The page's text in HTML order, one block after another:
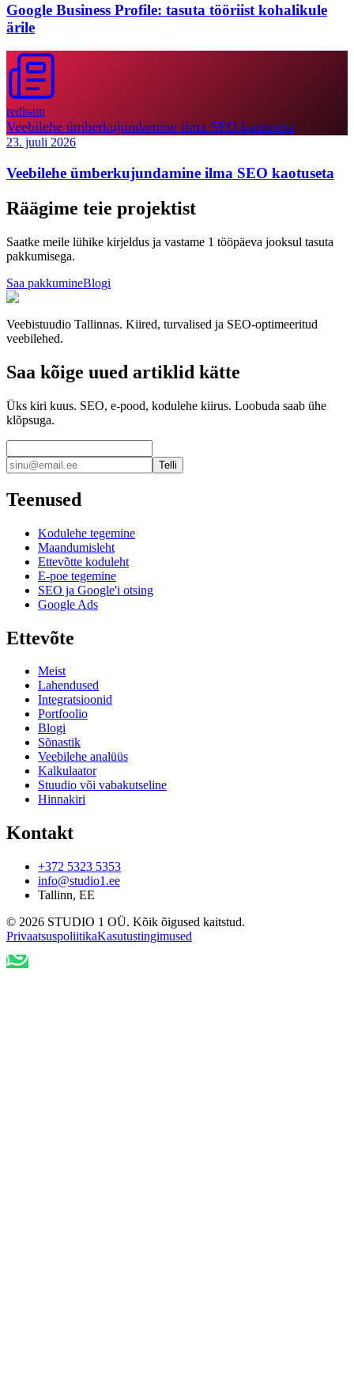
Google Business Profile: tasuta tööriist kohalikule
ärile
redisain
Veebilehe ümberkujundamine ilma SEO kaotuseta
23. juuli 2026
Veebilehe ümberkujundamine ilma SEO kaotuseta
Räägime teie projektist
Saatke meile lühike kirjeldus ja vastame 1 tööpäeva jooksul tasuta
pakkumisega.
Saa pakkumineBlogi
Veebistuudio Tallinnas. Kiired, turvalised ja SEO-optimeeritud
veebilehed.
Saa kõige uued artiklid kätte
Üks kiri kuus. SEO, e-pood, kodulehe kiirus. Loobuda saab ühe
klõpsuga.
Telli
Teenused
Kodulehe tegemine
Maandumisleht
Ettevõtte koduleht
E-poe tegemine
SEO ja Google'i otsing
Google Ads
Ettevõte
Meist
Lahendused
Integratsioonid
Portfoolio
Blogi
Sõnastik
Veebilehe analüüs
Kalkulaator
Stuudio või vabakutseline
Hinnakiri
Kontakt
+372 5323 5353
info@studio1.ee
Tallinn, EE
© 2026 STUDIO 1 OÜ. Kõik õigused kaitstud.
PrivaatsuspoliitikaKasutustingimused